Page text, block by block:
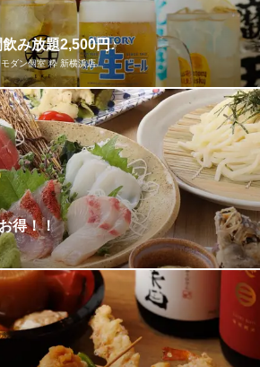
です！当日のご予約も受付けておりま
飯と野菜巻き 個室居酒屋 釜よし 新横
浜2-6-18 食遊館デ・プリマ3F
み放題2,500円♪
ダン個室 粋 新横浜店
み放題は2,500～ご用意！ビールはもち
など80種類以上のラインナップ。当日の
ール、カクテルの他に大人の方に大人気
いている充実飲み放題です！飲み会や女
ご宴会など様々なシーンにぜひご活用く
火と酒肴 和モダン個室 粋 新横浜店
屋
浜2-5-13 加瀬ビル226 6F
得！！
コースも厳選日本酒25種以上が飲み放題
送の鮮魚盛り合わせを中心に日本酒によ
ております。 ※日本酒以外のドリンクも
生ビール（プレミアモルツ薫るエー